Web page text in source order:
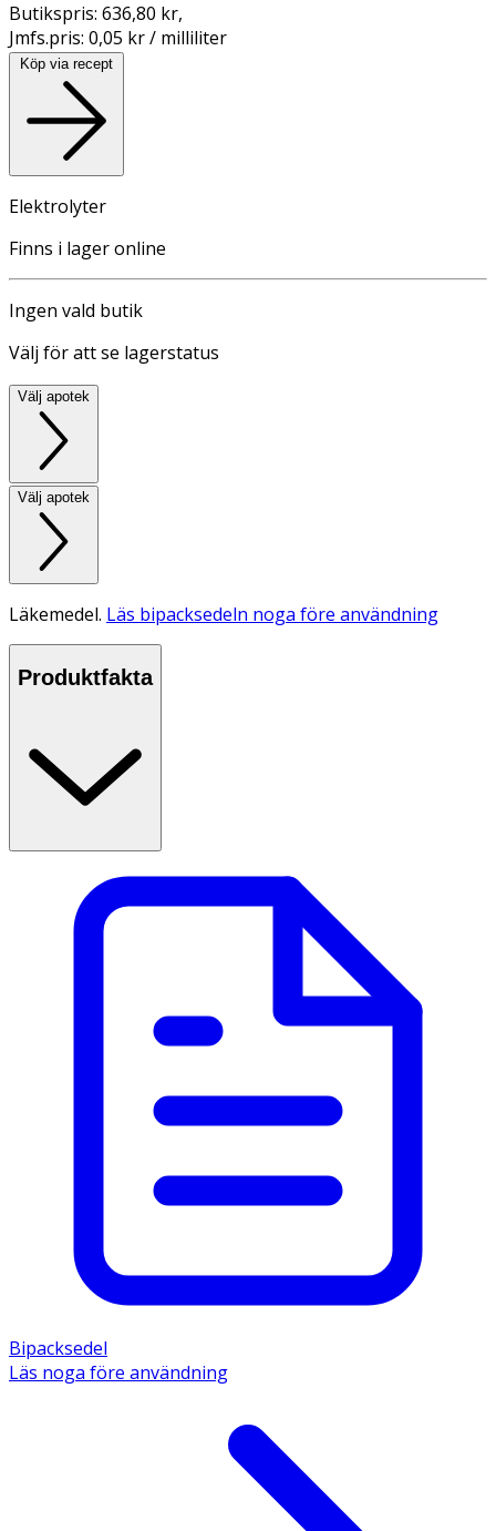
Butikspris: 636,80 kr,
Jmfs.pris: 0,05 kr / milliliter
Köp via recept
Elektrolyter
Finns i lager online
Ingen vald butik
Välj för att se lagerstatus
Välj apotek
Välj apotek
Läkemedel. Läs bipacksedeln noga före användning
Produktfakta
Bipacksedel
Läs noga före användning